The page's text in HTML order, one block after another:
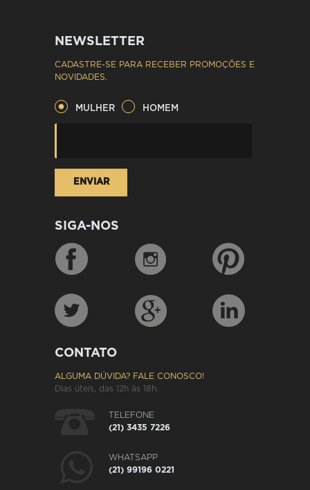
NEWSLETTER
CADASTRE-SE PARA RECEBER PROMOÇÕES E
NOVIDADES.
MULHER HOMEM
SIGA-NOS
CONTATO
ALGUMA DÚVIDA? FALE CONOSCO!
Dias úteis, das 12h às 18h.
TELEFONE
(21) 3435 7226
WHATSAPP
(21) 99196 0221